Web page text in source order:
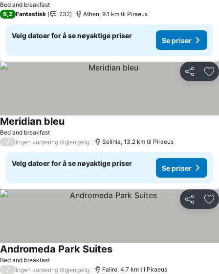
Bed and breakfast
9,2 Fantastisk 232 Athen, 9.1 km til Piraeus
Velg datoer for å se nøyaktige priser
Se priser
Del
Bed and breakfast
Meridian bleu
/ Ingen vurdering tilgjengelig Selinia, 13.2 km til Piraeus
Velg datoer for å se nøyaktige priser
Se priser
Del
Bed and breakfast
Andromeda Park Suites
/ Ingen vurdering tilgjengelig Faliro, 4.7 km til Piraeus